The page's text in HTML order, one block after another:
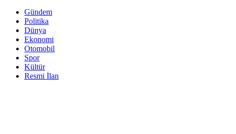
Gündem
Politika
Dünya
Ekonomi
Otomobil
Spor
Kültür
Resmi İlan